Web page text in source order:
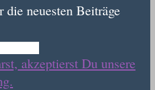
die neuesten Beiträge
akzeptierst Du unsere